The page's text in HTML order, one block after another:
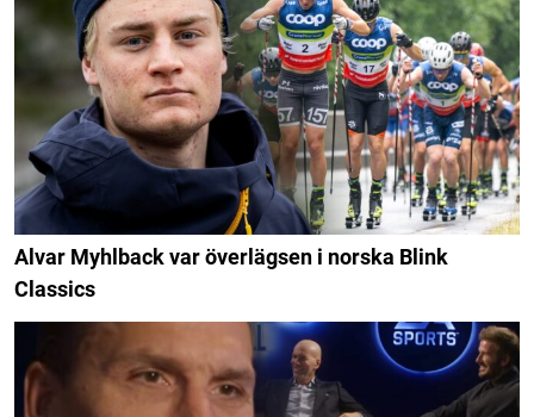
Alvar Myhlback var överlägsen i norska Blink
Classics